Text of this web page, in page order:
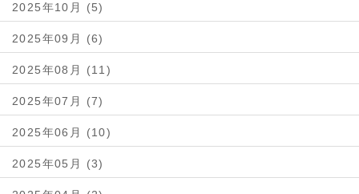
2025年10月 (5)
2025年09月 (6)
2025年08月 (11)
2025年07月 (7)
2025年06月 (10)
2025年05月 (3)